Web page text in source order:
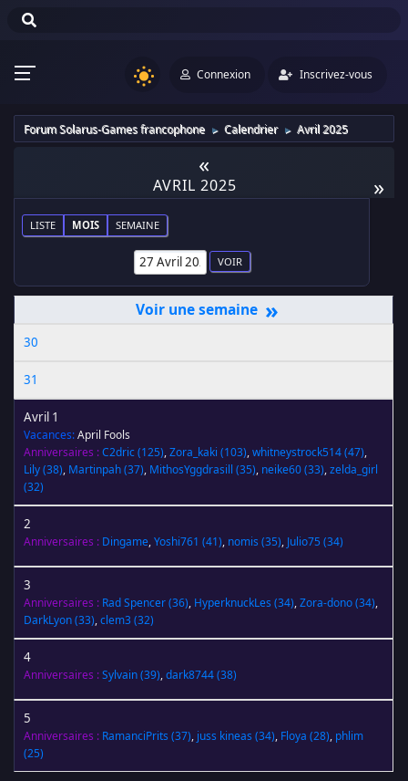
Connexion Inscrivez-vous
Forum Solarus-Games francophone ► Calendrier ► Avril 2025
«
»
AVRIL 2025
LISTE MOIS SEMAINE
»
30
31
Avril 1
Vacances:April Fools
Anniversaires :C2dric(125),Zora_kaki (103),whitneystrock514(47),
Lily(38), Martinpah(37), MithosYggdrasill (35), neike60(33),zelda_girl
(32)
2
Anniversaires : Dingame,Yoshi761 (41), nomis (35), Julio75 (34)
3
Anniversaires : Rad Spencer(36), HyperknuckLes (34),Zora-dono(34),
DarkLyon(33),clem3(32)
4
Anniversaires :Sylvain(39),dark8744(38)
5
Anniversaires : RamanciPrits (37), juss kineas (34), Floya (28), phlim
(25)